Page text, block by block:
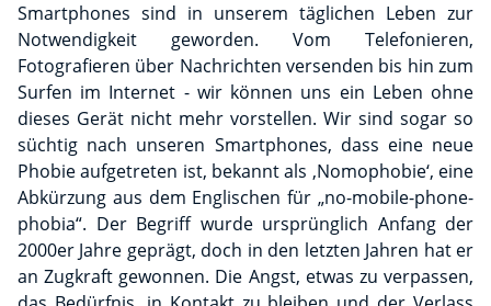
Smartphones sind in unserem täglichen Leben zur
Notwendigkeit geworden. Vom Telefonieren,
Fotografieren über Nachrichten versenden bis hin zum
Surfen im Internet - wir können uns ein Leben ohne
dieses Gerät nicht mehr vorstellen. Wir sind sogar so
süchtig nach unseren Smartphones, dass eine neue
Phobie aufgetreten ist, bekannt als ‚Nomophobie‘, eine
Abkürzung aus dem Englischen für „no-mobile-phone-
phobia“. Der Begriff wurde ursprünglich Anfang der
2000er Jahre geprägt, doch in den letzten Jahren hat er
an Zugkraft gewonnen. Die Angst, etwas zu verpassen,